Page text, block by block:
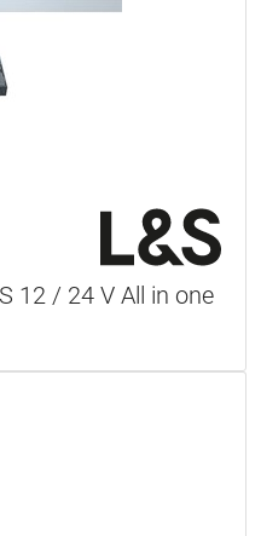
12 / 24 V All in one